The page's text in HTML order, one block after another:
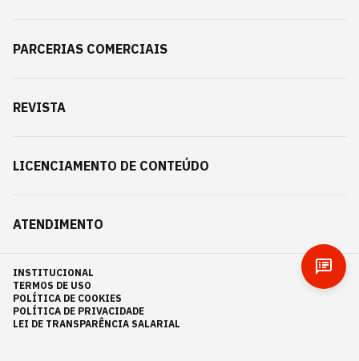
PARCERIAS COMERCIAIS
REVISTA
LICENCIAMENTO DE CONTEÚDO
ATENDIMENTO
INSTITUCIONAL
TERMOS DE USO
POLÍTICA DE COOKIES
POLÍTICA DE PRIVACIDADE
LEI DE TRANSPARÊNCIA SALARIAL